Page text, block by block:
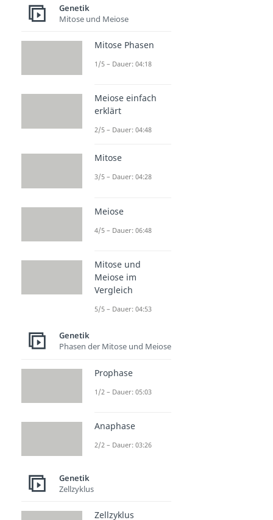
Genetik
Mitose und Meiose
Mitose Phasen
1/5 – Dauer: 04:18
Meiose einfach
erklärt
2/5 – Dauer: 04:48
Mitose
3/5 – Dauer: 04:28
Meiose
4/5 – Dauer: 06:48
Mitose und
Meiose im
Vergleich
5/5 – Dauer: 04:53
Genetik
Phasen der Mitose und Meiose
Prophase
1/2 – Dauer: 05:03
Anaphase
2/2 – Dauer: 03:26
Genetik
Zellzyklus
Zellzyklus